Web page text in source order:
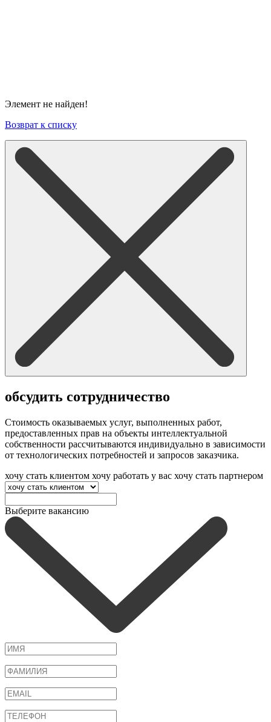
Элемент не найден!
Возврат к списку
обсудить сотрудничество
Стоимость оказываемых услуг, выполненных работ,
предоставленных прав на объекты интеллектуальной
собственности рассчитываются индивидуально в зависимости
от технологических потребностей и запросов заказчика.
хочу стать клиентом хочу работать у вас хочу стать партнером
Выберите вакансию